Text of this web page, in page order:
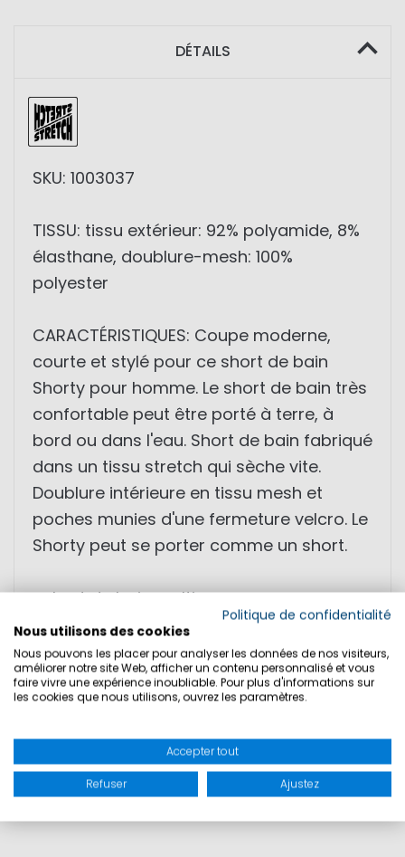
DÉTAILS
SKU: 1003037
TISSU: tissu extérieur: 92% polyamide, 8%
élasthane, doublure-mesh: 100%
polyester
CARACTÉRISTIQUES: Coupe moderne,
courte et stylé pour ce short de bain
Shorty pour homme. Le short de bain très
confortable peut être porté à terre, à
bord ou dans l'eau. Short de bain fabriqué
dans un tissu stretch qui sèche vite.
Doublure intérieure en tissu mesh et
poches munies d'une fermeture velcro. Le
Shorty peut se porter comme un short.
• short de bain multiusages
• coupe parfaite
• poches munies d'une fermeture velcro
SÉCURITÉ DU PRODUIT
Politique de confidentialité
Nous utilisons des cookies
Nous pouvons les placer pour analyser les données de nos visiteurs,
améliorer notre site Web, afficher un contenu personnalisé et vous
faire vivre une expérience inoubliable. Pour plus d'informations sur
les cookies que nous utilisons, ouvrez les paramètres.
Accepter tout
Refuser Ajustez